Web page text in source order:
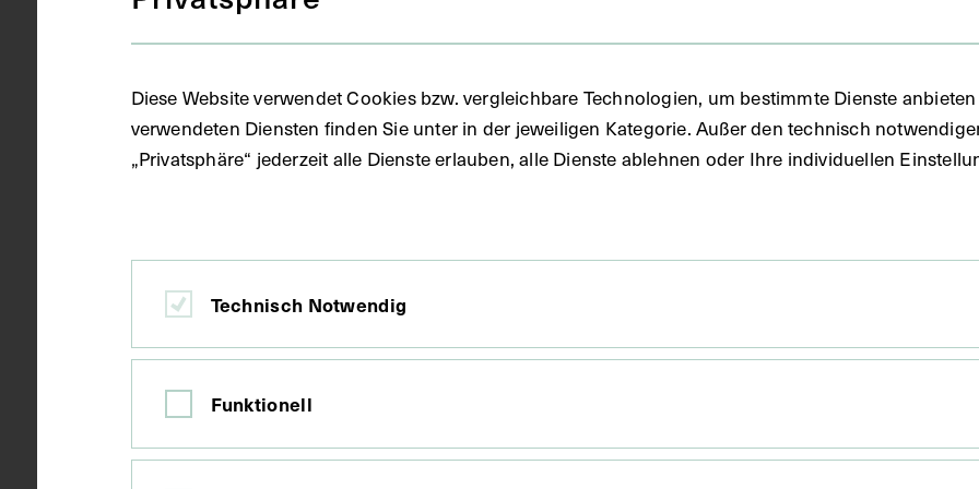
Berlin
Bildmaß inkl. Untergrund 31,5 x 21,9 cm
Diese Website verwendet Cookies bzw. vergleichbare Technologien, um bestimmte Dienste
verwendeten Diensten finden Sie unter in der jeweiligen Kategorie. Außer den technisch
„Privatsphäre“ jederzeit alle Dienste erlauben, alle Dienste ablehnen oder Ihre individuellen
Technisch Notwendig
Funktionell